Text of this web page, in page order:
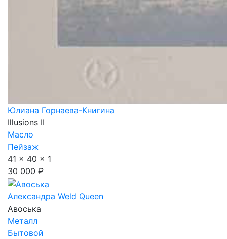
Юлиана Горнаева-Книгина
Illusions II
Масло
Пейзаж
41 x 40 x 1
30 000 ₽
Александра Weld Queen
Авоська
Металл
Бытовой